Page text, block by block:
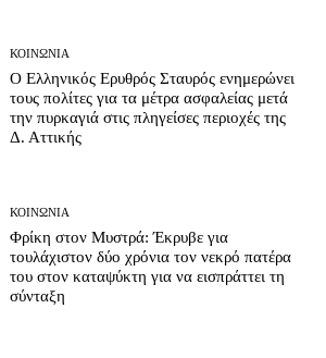
ΚΟΙΝΩΝΊΑ
Ο Ελληνικός Ερυθρός Σταυρός ενημερώνει
τους πολίτες για τα μέτρα ασφαλείας μετά
την πυρκαγιά στις πληγείσες περιοχές της
Δ. Αττικής
ΚΟΙΝΩΝΊΑ
Φρίκη στον Μυστρά: Έκρυβε για
τουλάχιστον δύο χρόνια τον νεκρό πατέρα
του στον καταψύκτη για να εισπράττει τη
σύνταξη